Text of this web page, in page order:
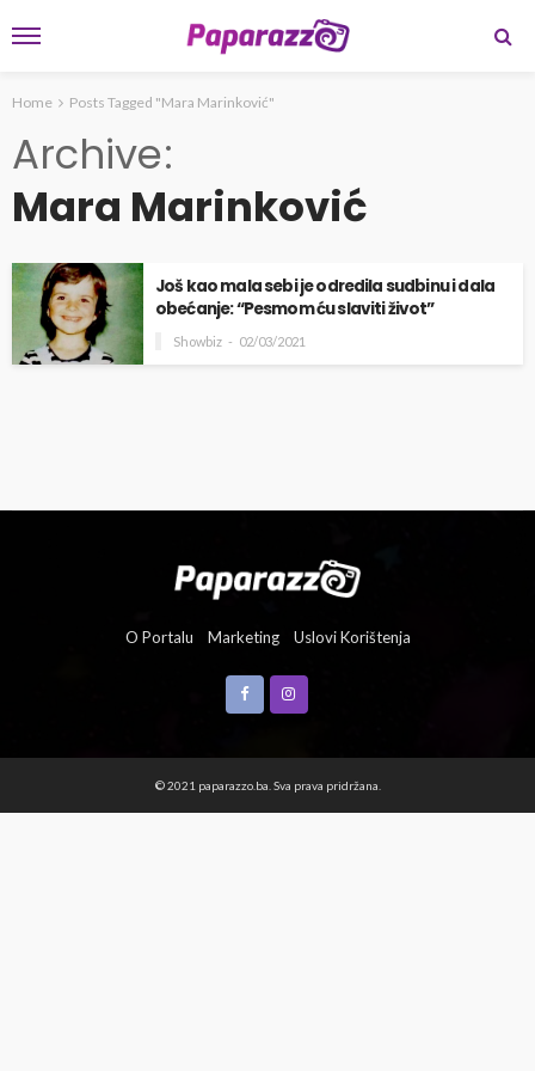
Home Posts Tagged "Mara Marinković"
Archive
Mara Marinković
Još kao mala sebi je odredila sudbinu i dala
obećanje: “Pesmom ću slaviti život”
Showbiz 02/03/2021
O Portalu Marketing Uslovi Korištenja
© 2021 paparazzo.ba. Sva prava pridržana.